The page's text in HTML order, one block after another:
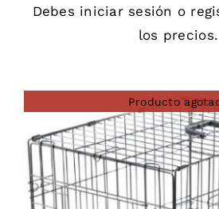
Debes iniciar sesión o
los precios.
Producto